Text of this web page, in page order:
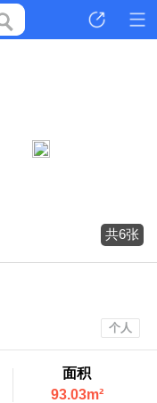
共6张
个人
面积
93.03m²